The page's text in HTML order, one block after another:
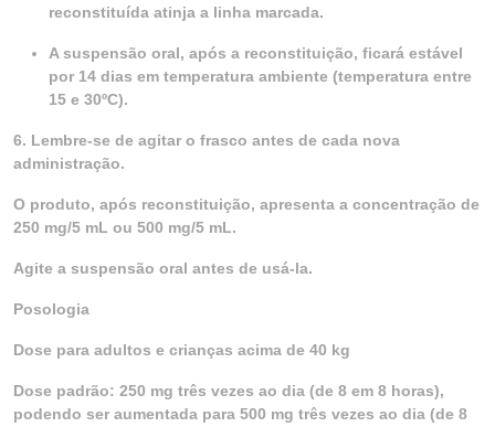
reconstituída atinja a linha marcada.
A suspensão oral, após a reconstituição, ficará estável
por 14 dias em temperatura ambiente (temperatura entre
15 e 30ºC).
6. Lembre-se de agitar o frasco antes de cada nova
administração.
O produto, após reconstituição, apresenta a concentração de
250 mg/5 mL ou 500 mg/5 mL.
Agite a suspensão oral antes de usá-la.
Posologia
Dose para adultos e crianças acima de 40 kg
Dose padrão: 250 mg três vezes ao dia (de 8 em 8 horas),
podendo ser aumentada para 500 mg três vezes ao dia (de 8